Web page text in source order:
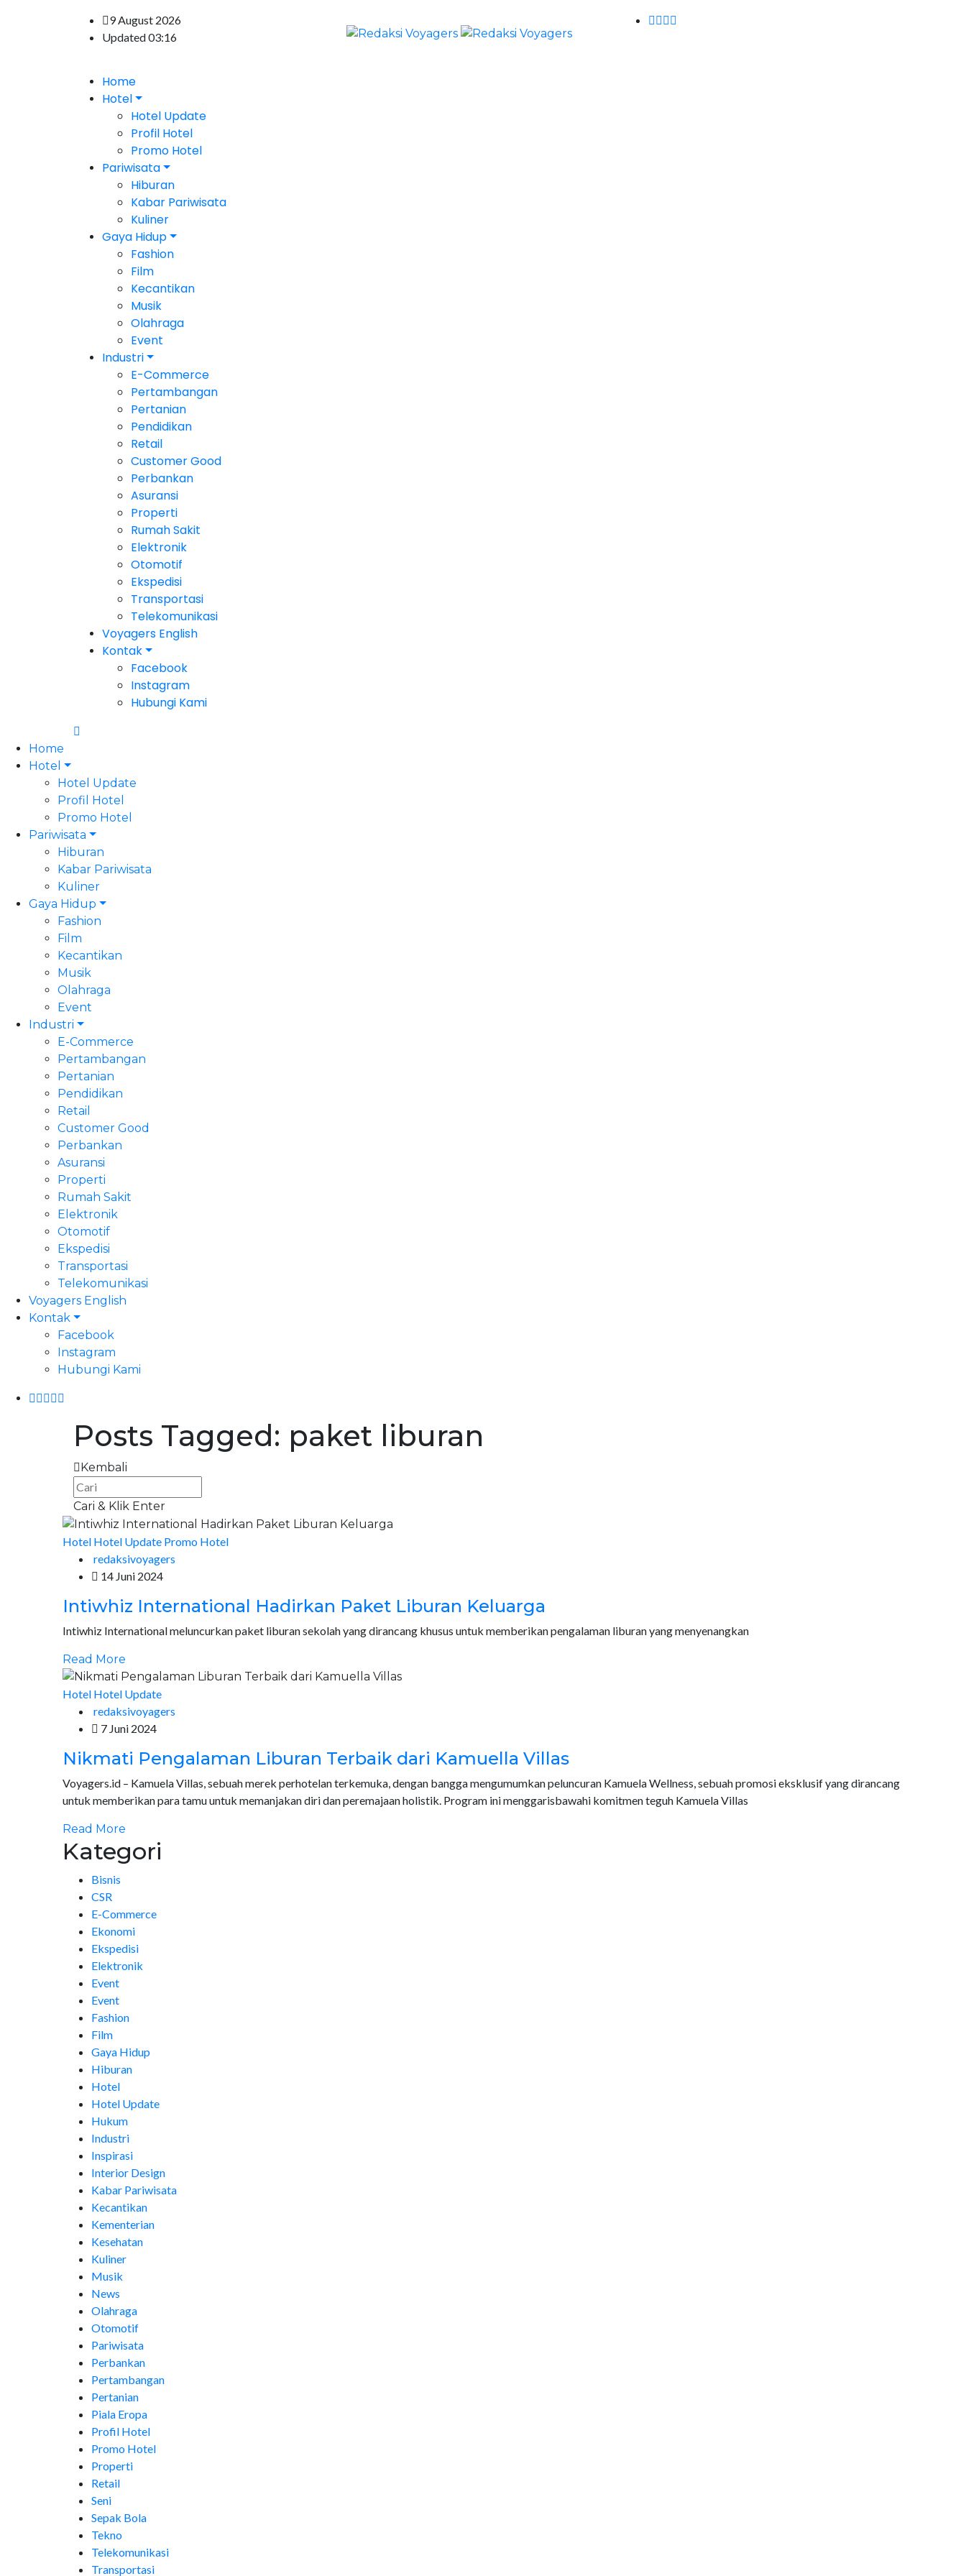
9 August 2026
Updated 03:16
Home
Hotel
Hotel Update
Profil Hotel
Promo Hotel
Pariwisata
Hiburan
Kabar Pariwisata
Kuliner
Gaya Hidup
Fashion
Film
Kecantikan
Musik
Olahraga
Event
Industri
E-Commerce
Pertambangan
Pertanian
Pendidikan
Retail
Customer Good
Perbankan
Asuransi
Properti
Rumah Sakit
Elektronik
Otomotif
Ekspedisi
Transportasi
Telekomunikasi
Voyagers English
Kontak
Facebook
Instagram
Hubungi Kami
Home
Hotel
Hotel Update
Profil Hotel
Promo Hotel
Pariwisata
Hiburan
Kabar Pariwisata
Kuliner
Gaya Hidup
Fashion
Film
Kecantikan
Musik
Olahraga
Event
Industri
E-Commerce
Pertambangan
Pertanian
Pendidikan
Retail
Customer Good
Perbankan
Asuransi
Properti
Rumah Sakit
Elektronik
Otomotif
Ekspedisi
Transportasi
Telekomunikasi
Voyagers English
Kontak
Facebook
Instagram
Hubungi Kami
Posts Tagged: paket liburan
Kembali
Cari & Klik Enter
Hotel Hotel Update Promo Hotel
redaksivoyagers
14 Juni 2024
Intiwhiz International Hadirkan Paket Liburan Keluarga
Intiwhiz International meluncurkan paket liburan sekolah yang dirancang khusus untuk memberikan pengalaman liburan yang menyenangkan
Read More
Hotel Hotel Update
redaksivoyagers
7 Juni 2024
Nikmati Pengalaman Liburan Terbaik dari Kamuella Villas
Voyagers.id – Kamuela Villas, sebuah merek perhotelan terkemuka, dengan bangga mengumumkan peluncuran Kamuela Wellness, sebuah promosi eksklusif yang dirancang
untuk memberikan para tamu untuk memanjakan diri dan peremajaan holistik. Program ini menggarisbawahi komitmen teguh Kamuela Villas
Read More
Kategori
Bisnis
CSR
E-Commerce
Ekonomi
Ekspedisi
Elektronik
Event
Event
Fashion
Film
Gaya Hidup
Hiburan
Hotel
Hotel Update
Hukum
Industri
Inspirasi
Interior Design
Kabar Pariwisata
Kecantikan
Kementerian
Kesehatan
Kuliner
Musik
News
Olahraga
Otomotif
Pariwisata
Perbankan
Pertambangan
Pertanian
Piala Eropa
Profil Hotel
Promo Hotel
Properti
Retail
Seni
Sepak Bola
Tekno
Telekomunikasi
Transportasi